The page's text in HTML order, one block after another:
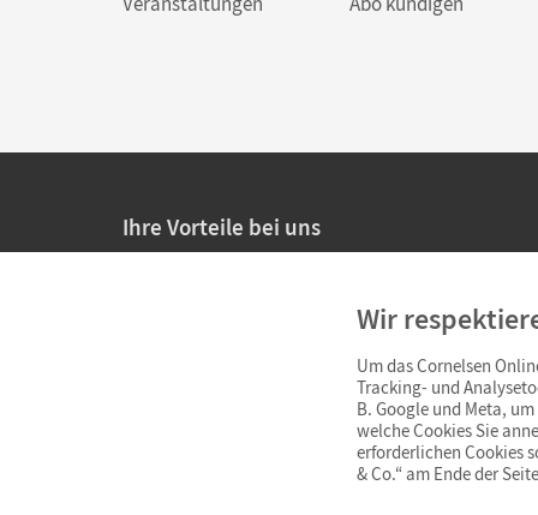
Ihre Vorteile bei uns
Persönliche Angebote für Lehrkräfte
Sicheres Einkaufen mit SSL-Verschlüsselung
Widerrufsfristvon 4 Wochen
Schnelle und einfache Retourenabwicklung
Wir
Um das Cornelsen
Tracking- und
B. Google und Meta,
welche Cookies Sie
erforderlichen Cookies
& Co.“ am Ende der